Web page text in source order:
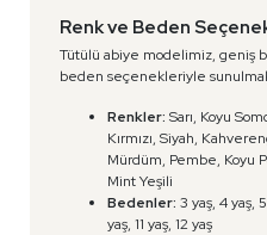
Renk ve Beden
Tütülü abiye modelimiz, geniş
beden seçenekleriyle
Renkler: Sarı, Koyu
Kırmızı, Siyah,
Mürdüm, Pembe, Koyu
Mint Yeşili
Bedenler: 3 yaş, 4 yaş,
yaş, 11 yaş, 12 yaş